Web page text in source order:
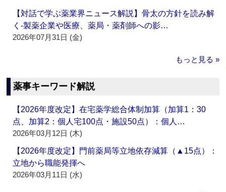
【対話で学ぶ薬業界ニュース解説】骨太の方針を読み解
く‐製薬企業や医療、薬局・薬剤師への影…
2026年07月31日 (金)
もっと見る »
薬事キーワード解説
【2026年度改定】在宅薬学総合体制加算（加算1：30
点、加算2：個人宅100点・施設50点）：個人…
2026年03月12日 (木)
【2026年度改定】門前薬局等立地依存減算（▲15点）：
立地から職能発揮へ
2026年03月11日 (水)